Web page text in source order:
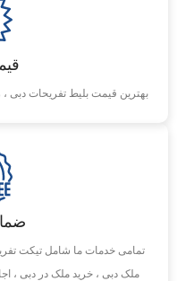
بهترین قیمت بلیط تفریحات دبی
تمامی خدمات ما شامل تیکت
ملک دبی ، خرید ملک در دبی ،